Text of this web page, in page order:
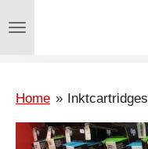
direct
hoofdinhoud
Home » Inktcartridges